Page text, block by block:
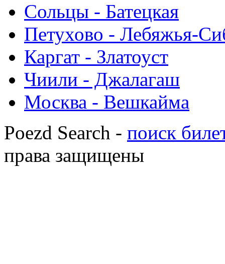
Сольцы - Батецкая
Петухово - Лебяжья-
Каргат - Златоуст
Чиили - Джалагаш
Москва - Вешкайма
Poezd Search - поиск
права защищены